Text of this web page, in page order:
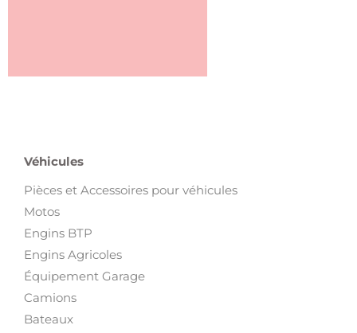
Véhicules
Pièces et Accessoires pour véhicules
Motos
Engins BTP
Engins Agricoles
Équipement Garage
Camions
Bateaux